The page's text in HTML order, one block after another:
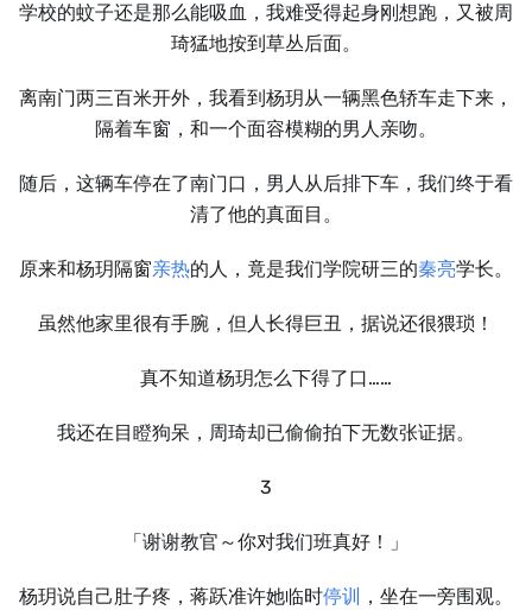
学校的蚊子还是那么能吸血，我难受得起身刚想跑，又被周
琦猛地按到草丛后面。
离南门两三百米开外，我看到杨玥从一辆黑色轿车走下来，
隔着车窗，和一个面容模糊的男人亲吻。
随后，这辆车停在了南门口，男人从后排下车，我们终于看
清了他的真面目。
原来和杨玥隔窗亲热的人，竟是我们学院研三的秦亮学长。
虽然他家里很有手腕，但人长得巨丑，据说还很猥琐！
真不知道杨玥怎么下得了口……
我还在目瞪狗呆，周琦却已偷偷拍下无数张证据。
3
「谢谢教官～你对我们班真好！」
杨玥说自己肚子疼，蒋跃准许她临时停训 ，坐在一旁围观。